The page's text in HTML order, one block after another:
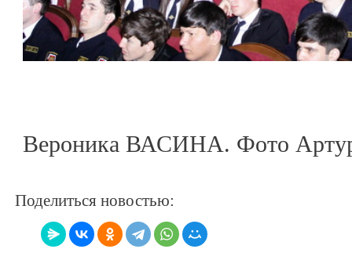
Вероника ВАСИНА. Фото
Поделиться новостью: